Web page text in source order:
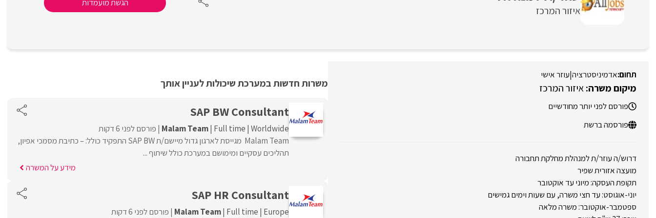
איזור המרכז
הגשת מועמדות
אדמיניסטרציה|עוזר אישי
איזור המרכז
פורסם לפני יותר מחודשיים
פורסמה ברשת
דרוש/ה עוזר/ת למנהלת מחלקת תחבורה
מועצה אזורית שפיר
תקופת העסקה: מיוני עד אוקטובר
יוני-אוגוסט: עד חצי משרה, עם שעות וימים גמישים
ספטמבר-אוקטובר: משרה מלאה
משרות חדשות במערכת שיכולות לעניין אותך
SAP BW Consultant
Malam Team Full time Worldwide
פורסם לפני 6 דקות
Malam Team מגייסת לארגון גדול מיישם/ת SAP BW התפקיד כולל: – כתיבת מסמכי אפיון,
תהליכים עסקיים ומימושם במערכת כולל שיתוף ...
מידע על המשרה
SAP HR Consultant
Malam Team Full time Europe פורסם לפני 6 דקות